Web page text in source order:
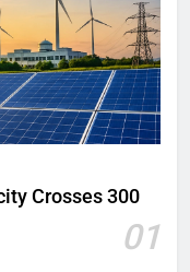
Crosses 300
01